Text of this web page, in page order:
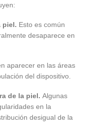
piel. Esto es común
desaparece en
aparecer en las áreas
del dispositivo.
de la piel. Algunas
en la
desigual de la